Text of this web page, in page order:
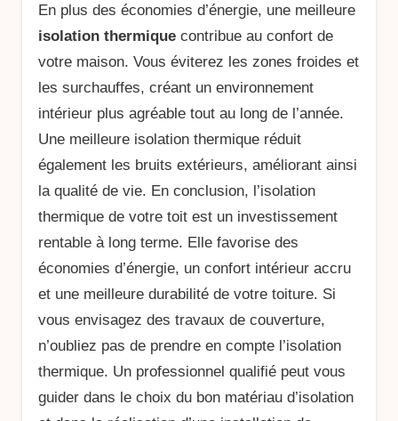
En plus des économies d’énergie, une meilleure
isolation thermique contribue au confort de
votre maison. Vous éviterez les zones froides et
les surchauffes, créant un environnement
intérieur plus agréable tout au long de l’année.
Une meilleure isolation thermique réduit
également les bruits extérieurs, améliorant ainsi
la qualité de vie. En conclusion, l’isolation
thermique de votre toit est un investissement
rentable à long terme. Elle favorise des
économies d’énergie, un confort intérieur accru
et une meilleure durabilité de votre toiture. Si
vous envisagez des travaux de couverture,
n’oubliez pas de prendre en compte l’isolation
thermique. Un professionnel qualifié peut vous
guider dans le choix du bon matériau d’isolation